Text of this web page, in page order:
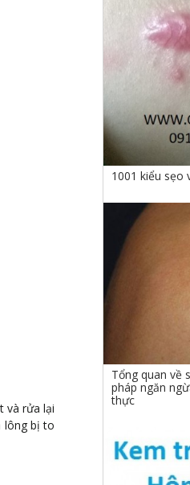
và rửa lại
lông bị to
1001 kiểu sẹo
Tổng quan về
pháp ngăn
thực